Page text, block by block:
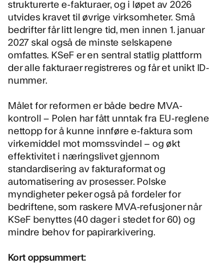
strukturerte e-fakturaer, og i løpet av 2026
utvides kravet til øvrige virksomheter. Små
bedrifter får litt lengre tid, men innen 1. januar
2027 skal også de minste selskapene
omfattes. KSeF er en sentral statlig plattform
der alle fakturaer registreres og får et unikt ID-
nummer.
Målet for reformen er både bedre MVA-
kontroll – Polen har fått unntak fra EU-reglene
nettopp for å kunne innføre e-faktura som
virkemiddel mot momssvindel – og økt
effektivitet i næringslivet gjennom
standardisering av fakturaformat og
automatisering av prosesser. Polske
myndigheter peker også på fordeler for
bedriftene, som raskere MVA-refusjoner når
KSeF benyttes (40 dager i stedet for 60) og
mindre behov for papirarkivering.
Kort oppsummert: